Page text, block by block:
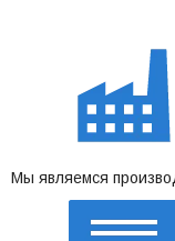
Мы являемся